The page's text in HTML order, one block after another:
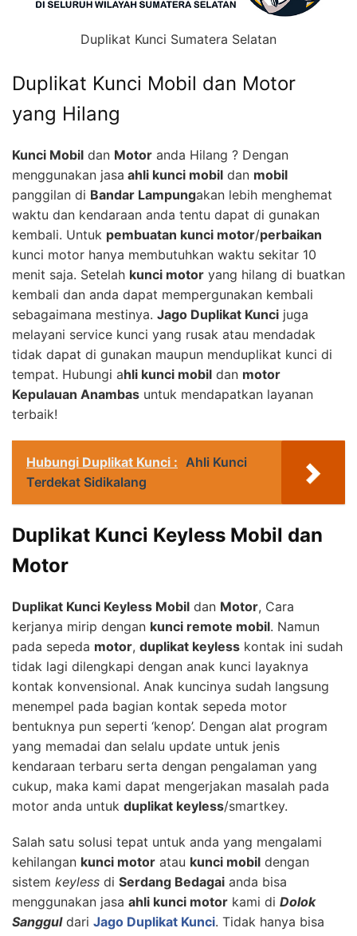
Duplikat Kunci Sumatera Selatan
Duplikat Kunci Mobil dan Motor
yang Hilang
Kunci Mobil dan Motor anda Hilang ? Dengan
menggunakan jasa ahli kunci mobil dan mobil
panggilan di Bandar Lampungakan lebih menghemat
waktu dan kendaraan anda tentu dapat di gunakan
kembali. Untuk pembuatan kunci motor/perbaikan
kunci motor hanya membutuhkan waktu sekitar 10
menit saja. Setelah kunci motor yang hilang di buatkan
kembali dan anda dapat mempergunakan kembali
sebagaimana mestinya. Jago Duplikat Kunci juga
melayani service kunci yang rusak atau mendadak
tidak dapat di gunakan maupun menduplikat kunci di
tempat. Hubungi ahli kunci mobil dan motor
Kepulauan Anambas untuk mendapatkan layanan
terbaik!
Hubungi Duplikat Kunci : Ahli Kunci
Terdekat Sidikalang
Duplikat Kunci Keyless Mobil dan
Motor
Duplikat Kunci Keyless Mobil dan Motor, Cara
kerjanya mirip dengan kunci remote mobil. Namun
pada sepeda motor, duplikat keyless kontak ini sudah
tidak lagi dilengkapi dengan anak kunci layaknya
kontak konvensional. Anak kuncinya sudah langsung
menempel pada bagian kontak sepeda motor
bentuknya pun seperti ‘kenop’. Dengan alat program
yang memadai dan selalu update untuk jenis
kendaraan terbaru serta dengan pengalaman yang
cukup, maka kami dapat mengerjakan masalah pada
motor anda untuk duplikat keyless/smartkey.
Salah satu solusi tepat untuk anda yang mengalami
kehilangan kunci motor atau kunci mobil dengan
sistem keyless di Serdang Bedagai anda bisa
menggunakan jasa ahli kunci motor kami di Dolok
Sangguldari Jago Duplikat Kunci. Tidak hanya bisa